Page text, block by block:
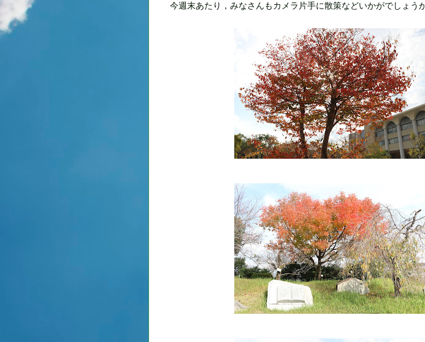
今週末あたり，みなさんもカメラ片手に散策などいかがでしょうか